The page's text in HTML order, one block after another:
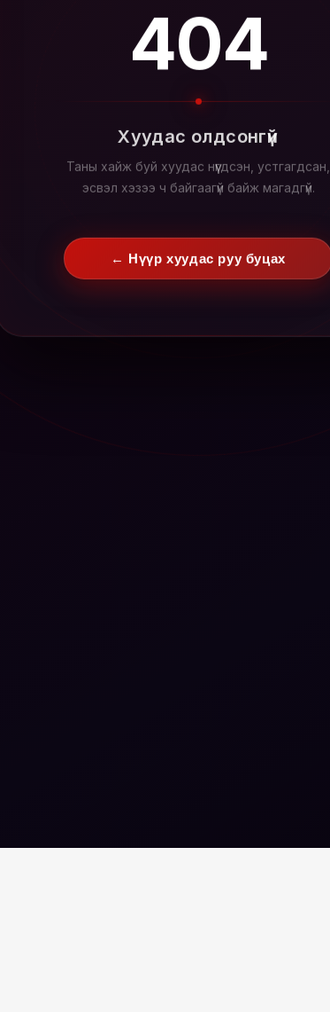
404
Хуудас олдсонгүй
Таны хайж буй хуудас нүүгдсэн, устгагдсан,
эсвэл хэзээ ч байгаагүй байж магадгүй.
← Нүүр хуудас руу буцах